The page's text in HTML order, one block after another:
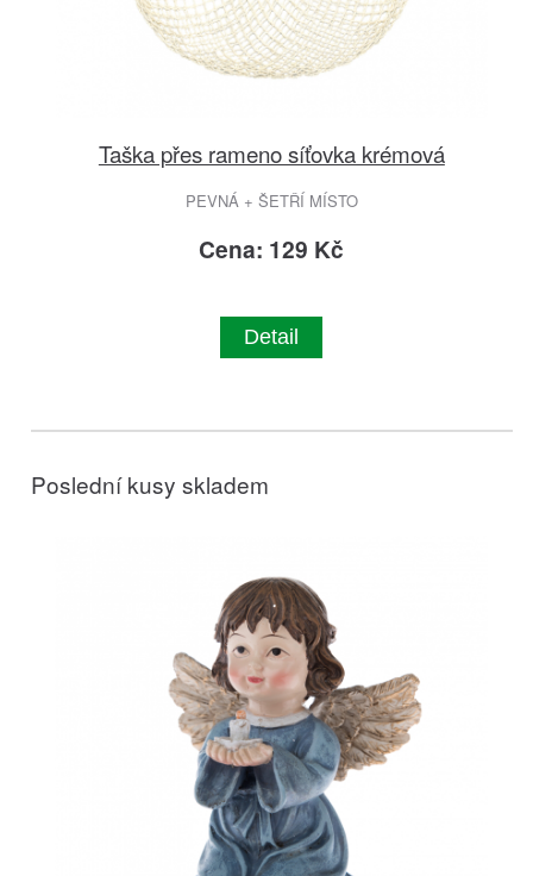
Taška přes rameno síťovka krémová
PEVNÁ + ŠETŘÍ MÍSTO
Cena: 129 Kč
Detail
Poslední kusy skladem